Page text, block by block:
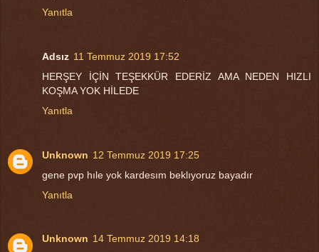
Yanıtla
Adsız 11 Temmuz 2019 17:52
HERŞEY İÇİN TEŞEKKÜR EDERİZ AMA NEDEN HIZLI
KOŞMA YOK HİLEDE
Yanıtla
Unknown 12 Temmuz 2019 17:25
gene pvp hıle yok kardesım beklıyoruz bayadır
Yanıtla
Unknown 14 Temmuz 2019 14:18